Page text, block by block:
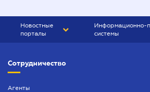
Новостные
порталы
БИЗНЕС
Информационно-
системы
Сотрудничество
Агенты